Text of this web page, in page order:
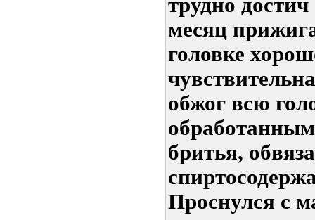
трудно
месяц
головке
обжог всю
бритья,
Проснулся с